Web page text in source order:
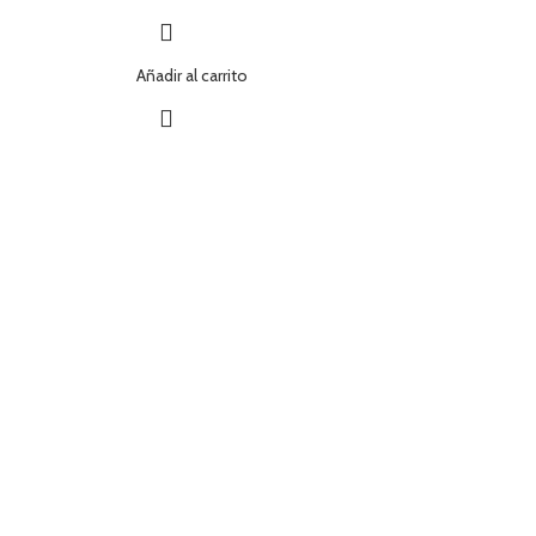
Añadir al carrito